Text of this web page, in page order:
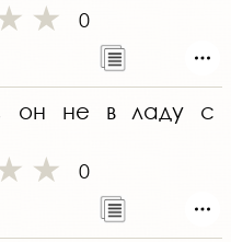
0
он не в ладу с
0